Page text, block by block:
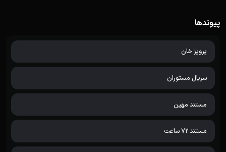
پیوندها
پرویز خان
سریال مستوران
مستند مهین
مستند 72 ساعت